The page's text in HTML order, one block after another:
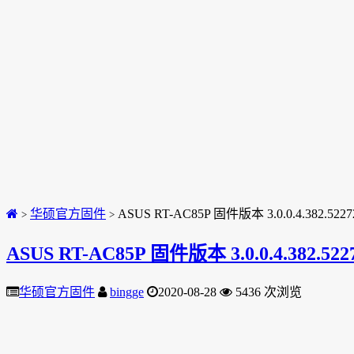
> 华硕官方固件 > ASUS RT-AC85P 固件版本
ASUS RT-AC85P 固件版本
华硕官方固件 bingge 2020-08-28 5436 次浏览